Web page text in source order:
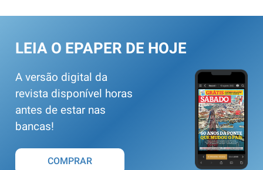
LEIA O EPAPER DE HOJE
A versão digital da
revista disponível horas
antes de estar nas
bancas!
COMPRAR